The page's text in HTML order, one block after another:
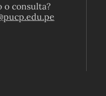
o consulta?